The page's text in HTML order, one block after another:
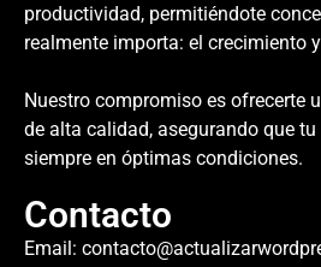
productividad, permitiéndote
realmente importa: el crecimiento
Nuestro compromiso es ofrecerte
de alta calidad, asegurando que
siempre en óptimas condiciones.
Contacto
Email: